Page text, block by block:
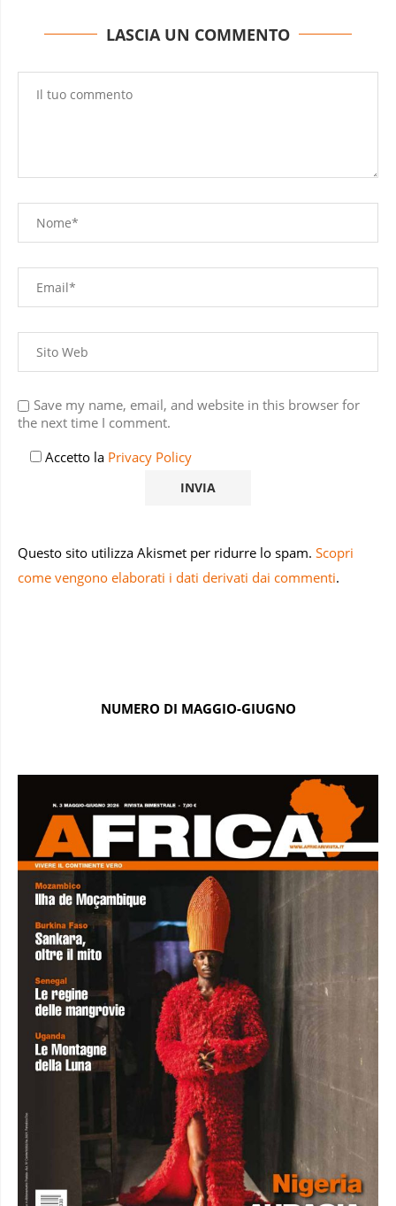
LASCIA UN COMMENTO
Save my name, email, and website in this browser for
the next time I comment.
Accetto la Privacy Policy
Questo sito utilizza Akismet per ridurre lo spam. Scopri
come vengono elaborati i dati derivati dai commenti.
NUMERO DI MAGGIO-GIUGNO